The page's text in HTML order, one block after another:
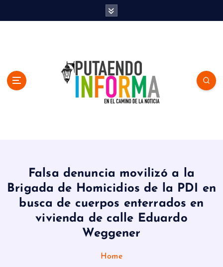
Falsa denuncia movilizó a la
Brigada de Homicidios de la PDI en
busca de cuerpos enterrados en
vivienda de calle Eduardo
Weggener
Home